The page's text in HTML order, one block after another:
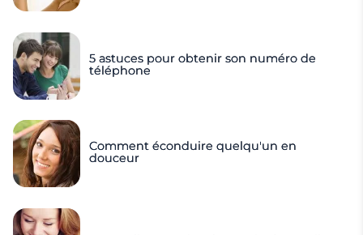
5 astuces pour obtenir son numéro de
téléphone
Comment éconduire quelqu'un en
douceur